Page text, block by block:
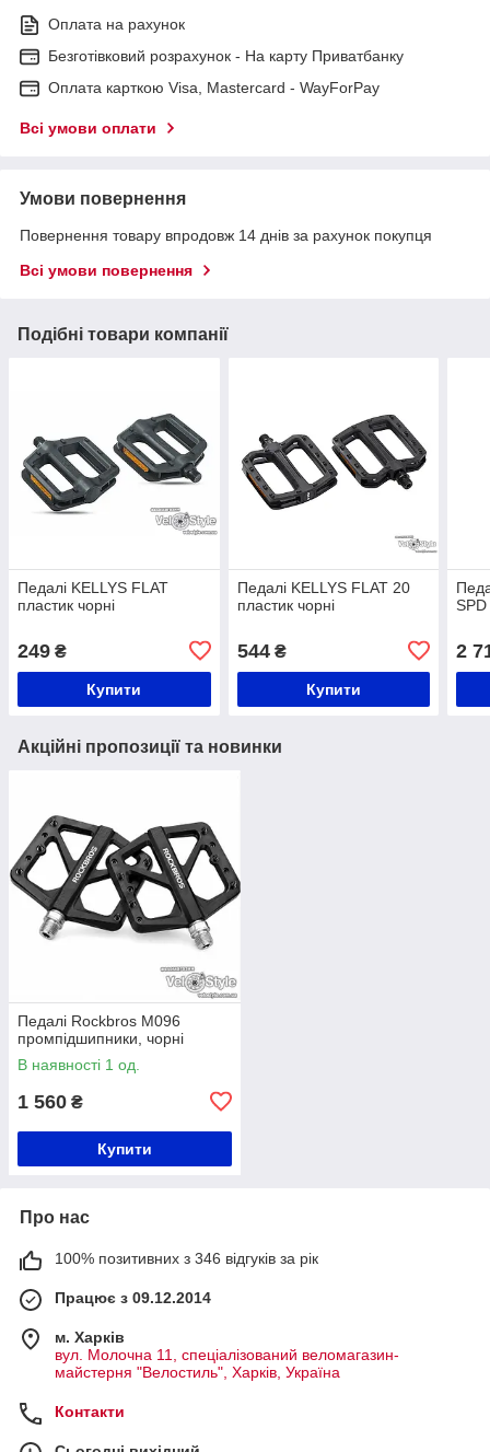
Оплата на рахунок
Безготівковий розрахунок - На карту Приватбанку
Оплата карткою Visa, Mastercard - WayForPay
Всі умови оплати
Умови повернення
Повернення товару впродовж 14 днів за рахунок покупця
Всі умови повернення
Подібні товари компанії
Педалі KELLYS FLAT
пластик чорні
249 ₴
Купити
Педалі KELLYS FLAT 20
пластик чорні
544₴
Купити
SPD
2
Акційні пропозиції та новинки
Педалі Rockbros M096
промпідшипники, чорні
В наявності 1 од.
1 560 ₴
Купити
Про нас
100% позитивних з 346 відгуків за рік
Працює з 09.12.2014
м. Харків
вул. Молочна 11, спеціалізований веломагазин-
майстерня "Велостиль", Харків, Україна
Контакти